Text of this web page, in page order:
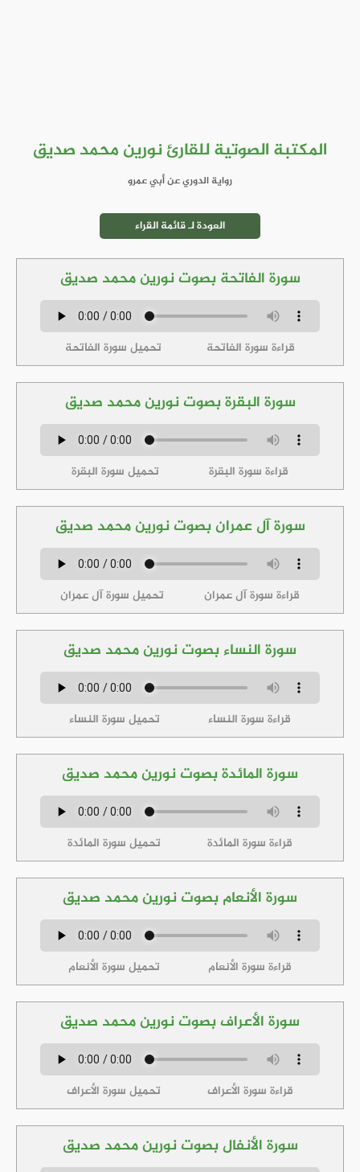
المكتبة الصوتية للقارئ نورين محمد صديق
رواية الدوري عن أبي عمرو
العودة لـ قائمة القراء
سورة الفاتحة بصوت نورين محمد صديق
قراءة سورة الفاتحة تحميل سورة الفاتحة
سورة البقرة بصوت نورين محمد صديق
قراءة سورة البقرة تحميل سورة البقرة
سورة آل عمران بصوت نورين محمد صديق
قراءة سورة آل عمران تحميل سورة آل عمران
سورة النساء بصوت نورين محمد صديق
قراءة سورة النساء تحميل سورة النساء
سورة المائدة بصوت نورين محمد صديق
قراءة سورة المائدة تحميل سورة المائدة
سورة الأنعام بصوت نورين محمد صديق
قراءة سورة الأنعام تحميل سورة الأنعام
سورة الأعراف بصوت نورين محمد صديق
قراءة سورة الأعراف تحميل سورة الأعراف
سورة الأنفال بصوت نورين محمد صديق